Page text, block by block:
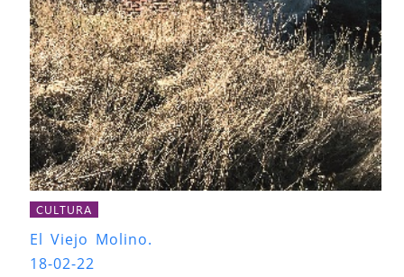
CULTURA
El Viejo Molino.
18-02-22